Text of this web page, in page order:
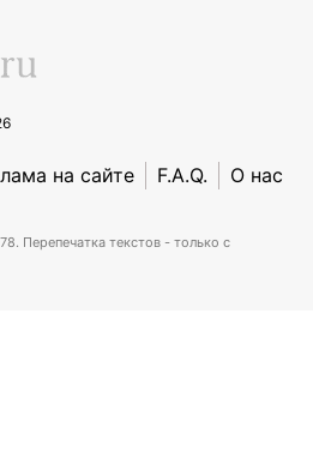
на сайте F.A.Q. О нас
Перепечатка текстов - только с